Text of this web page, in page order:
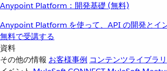
Anypoint Platform：開発基礎 (無料)
Anypoint Platform を使って、API の開発とイ
無料で受講する
資料
その他の情報 お客様事例 コンテンツライブラリ